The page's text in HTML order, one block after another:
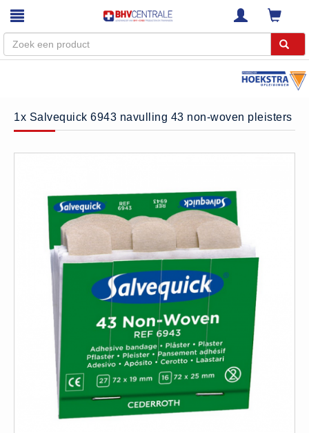
Home
Webshop
Trainingen
Diensten
Keuringen
RI&E
Bedrijfsnoodplannen
Plattegronden
VCA Trajecten
ISO 9001 Begeleiding
Inspectiecentrale
Ons Team
Nieuws
Contact
1x Salvequick 6943 navulling 43 non-woven pleisters